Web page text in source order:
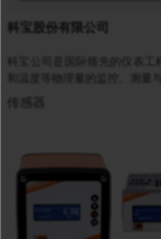
科宝股份有限公司
科宝公司是国际领先的仪表工
和温度等物理量的监控、测量与
传感器